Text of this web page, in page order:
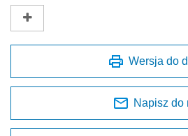
Wersja do
Napisz do